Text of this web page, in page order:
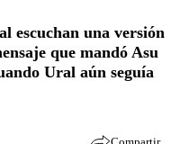
escuchan una versión
que mandó Asu
Ural aún seguía